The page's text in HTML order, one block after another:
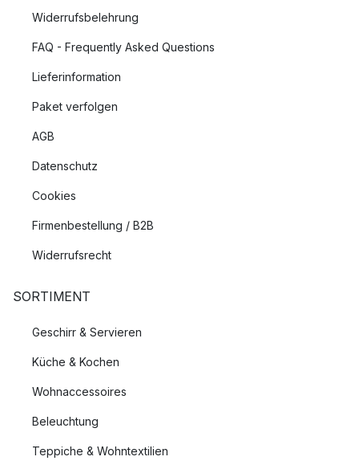
Widerrufsbelehrung
FAQ - Frequently Asked Questions
Lieferinformation
Paket verfolgen
AGB
Datenschutz
Cookies
Firmenbestellung / B2B
Widerrufsrecht
SORTIMENT
Geschirr & Servieren
Küche & Kochen
Wohnaccessoires
Beleuchtung
Teppiche & Wohntextilien